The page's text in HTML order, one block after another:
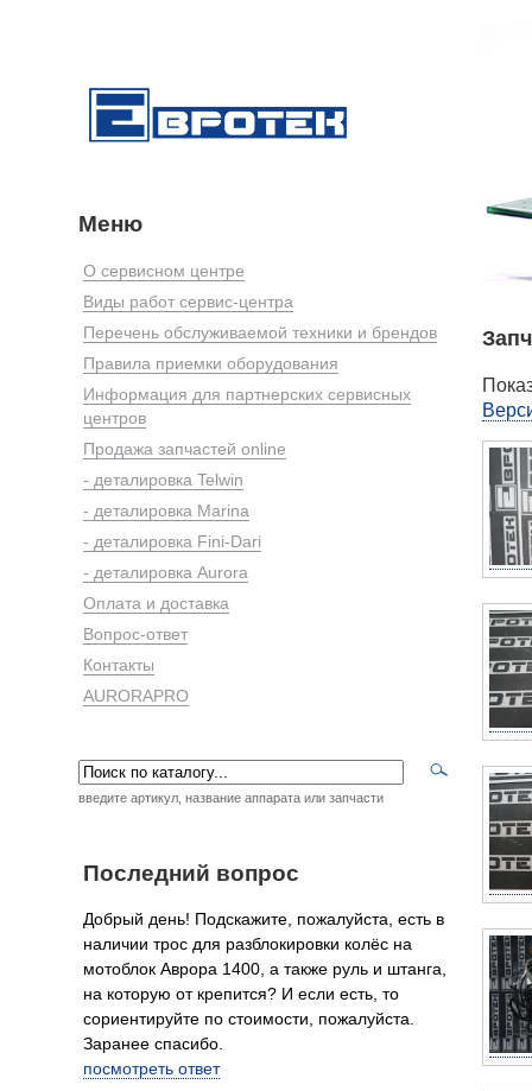
Меню
О сервисном центре
Виды работ сервис-центра
Перечень обслуживаемой техники и брендов
Правила приемки оборудования
Информация для партнерских сервисных
центров
Продажа запчастей online
- деталировка Telwin
- деталировка Marina
- деталировка Fini-Dari
- деталировка Aurora
Оплата и доставка
Вопрос-ответ
Контакты
AURORAPRO
введите артикул, название аппарата или запчасти
Последний вопрос
Добрый день! Подскажите, пожалуйста, есть в
наличии трос для разблокировки колёс на
мотоблок Аврора 1400, а также руль и штанга,
на которую от крепится? И если есть, то
сориентируйте по стоимости, пожалуйста.
Заранее спасибо.
посмотреть ответ